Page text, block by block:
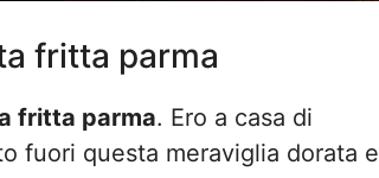
fritta parma
fritta parma. Ero a casa di
fuori questa meraviglia dorata e